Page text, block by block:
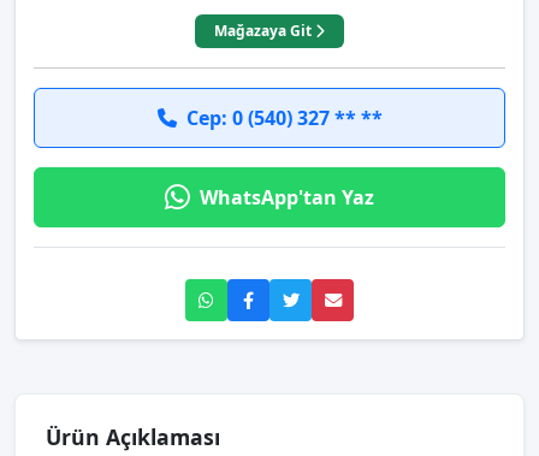
Mağazaya Git
Cep: 0 (540) 327 ** **
WhatsApp'tan Yaz
Ürün Açıklaması